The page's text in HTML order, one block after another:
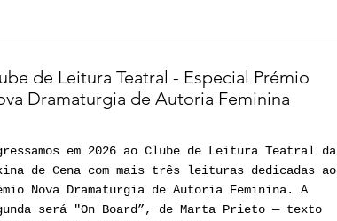
de Leitura Teatral - Especial Prémio
Dramaturgia de Autoria Feminina
em 2026 ao Clube de Leitura Teatral da
de Cena com mais três leituras dedicadas ao
Nova Dramaturgia de Autoria Feminina. A
será "On Board”, de Marta Prieto — texto